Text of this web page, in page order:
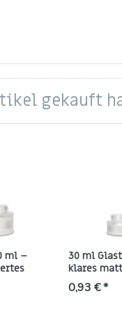
gekauft
ml –
61-
30 ml
klares
Glas, rund,
GL54
0,93 € *